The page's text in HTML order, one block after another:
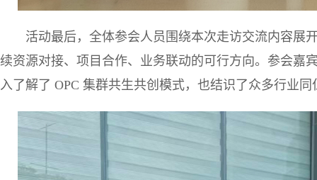
活动最后，全体参会人员围绕本次走访交流内容展
续资源对接、项目合作、业务联动的可行方向。参会嘉
入了解了 OPC 集群共生共创模式，也结识了众多行业